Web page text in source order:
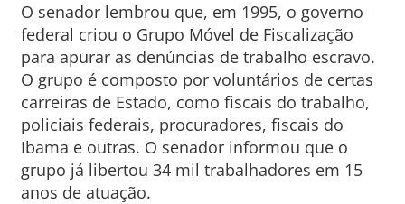
O senador lembrou que, em 1995, o governo
federal criou o Grupo Móvel de Fiscalização
para apurar as denúncias de trabalho escravo.
O grupo é composto por voluntários de certas
carreiras de Estado, como fiscais do trabalho,
policiais federais, procuradores, fiscais do
Ibama e outras. O senador informou que o
grupo já libertou 34 mil trabalhadores em 15
anos de atuação.